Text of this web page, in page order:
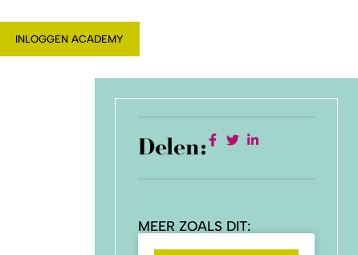
INLOGGEN ACADEMY
Delen:
MEER ZOALS DIT: